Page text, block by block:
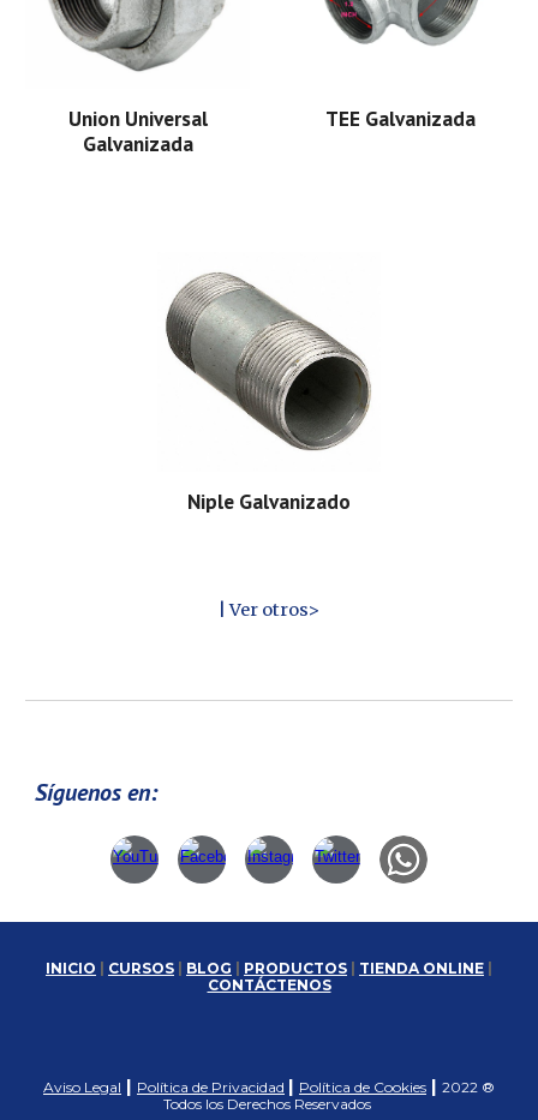
Union Universal
Galvanizada
TEE Galvanizada
Niple Galvanizado
| Ver otros>
Síguenos en:
INICIO CURSOS BLOG PRODUCTOS TIENDA ONLINE
CONTÁCTENOS
Aviso Legal | Política de Privacidad | Política de Cookies | 2022 ®
Todos los Derechos Reservados